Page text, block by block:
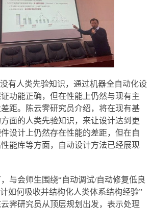
有人类先验知识，通过机器全自动化设
功能正确，但在性能上仍然与现有主
距。陈云霁研究员介绍，将在现有基
面的人类先验知识，来让设计达到更
设计上仍然存在性能的差距，但在自
能库等方面，自动设计方法已经展现
与会师生围绕“自动调试/自动修复低良
如何吸收并结构化人类体系结构经验”
霁研究员从顶层规划出发，表示处理